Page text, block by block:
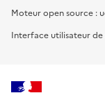
Moteur open source :
Interface utilisateur